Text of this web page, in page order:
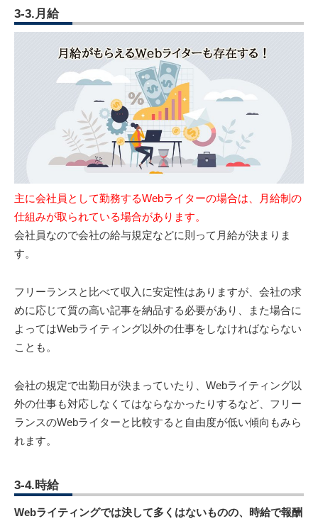
3-3.月給
主に会社員として勤務するWebライターの場合は、月給制の
仕組みが取られている場合があります。
会社員なので会社の給与規定などに則って月給が決まりま
す。
フリーランスと比べて収入に安定性はありますが、会社の求
めに応じて質の高い記事を納品する必要があり、また場合に
よってはWebライティング以外の仕事をしなければならない
ことも。
会社の規定で出勤日が決まっていたり、Webライティング以
外の仕事も対応しなくてはならなかったりするなど、フリー
ランスのWebライターと比較すると自由度が低い傾向もみら
れます。
3-4.時給
Webライティングでは決して多くはないものの、時給で報酬